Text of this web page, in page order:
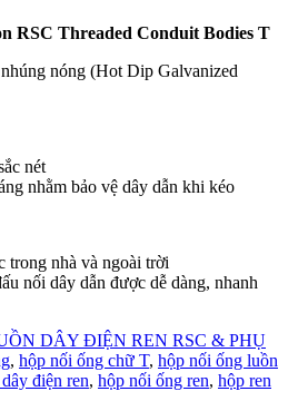
RSC Threaded Conduit Bodies T
nóng (Hot Dip Galvanized
nét
nhằm bảo vệ dây dẫn khi kéo
trong nhà và ngoài trời
nối dây dẫn được dễ dàng, nhanh
DÂY ĐIỆN REN RSC & PHỤ
, hộp nối ống chữ T, hộp nối ống luồn
điện ren, hộp nối ống ren, hộp ren